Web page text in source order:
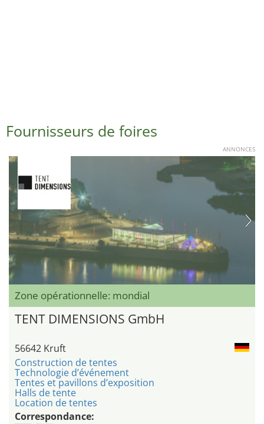
Fournisseurs de foires
ANNONCES
Zone opérationnelle: mondial
TENT DIMENSIONS GmbH
56642 Kruft
Construction de tentes
Technologie d’événement
Tentes et pavillons d’exposition
Halls de tente
Location de tentes
Correspondance: